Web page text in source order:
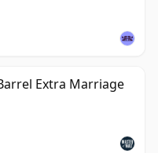
Extra Marriage